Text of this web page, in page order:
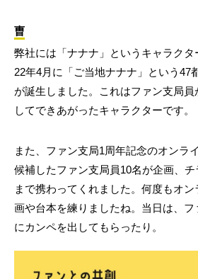
曺
弊社には「ナナナ」というキャラク
22年4月に「ご当地ナナナ」という47
が誕生しました。これはファン支局
してできあがったキャラクターです。
また、ファン支局1周年記念のオンラ
候補したファン支局員10名が企画、
まで携わってくれました。何度もオ
画や台本を練りましたね。当日は、
にカンペを出してもらったり。